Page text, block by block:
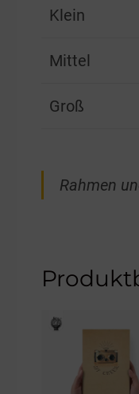
Klein
Mittel
Groß
Rahmen